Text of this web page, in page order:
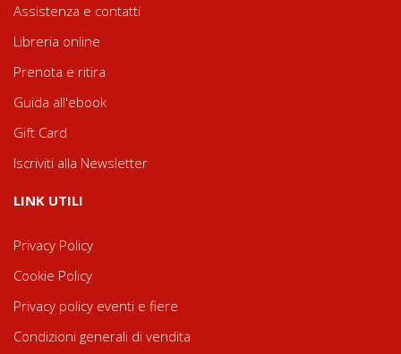
Assistenza e contatti
Libreria online
Prenota e ritira
Guida all'ebook
Gift Card
Iscriviti alla Newsletter
LINK UTILI
Privacy Policy
Cookie Policy
Privacy policy eventi e fiere
Condizioni generali di vendita